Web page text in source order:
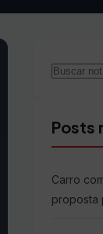
Buscar
Posts
Carro
proposta